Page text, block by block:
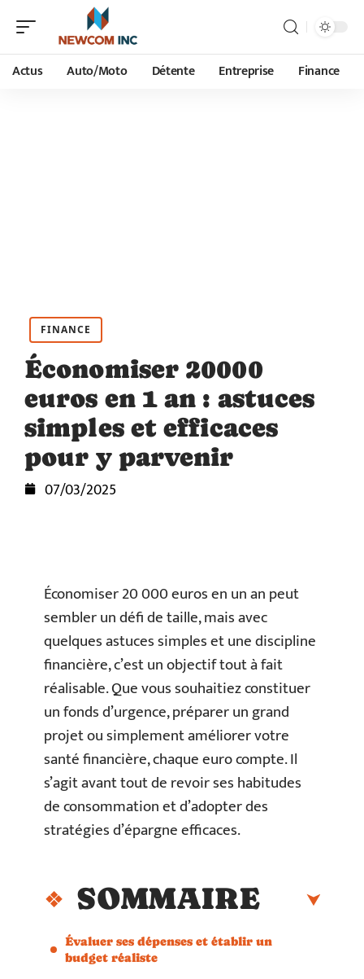
Actus Auto/Moto Détente Entreprise Finance
FINANCE
Économiser 20000
euros en 1 an : astuces
simples et efficaces
pour y parvenir
07/03/2025
Économiser 20 000 euros en un an peut
sembler un défi de taille, mais avec
quelques astuces simples et une discipline
financière, c’est un objectif tout à fait
réalisable. Que vous souhaitiez constituer
un fonds d’urgence, préparer un grand
projet ou simplement améliorer votre
santé financière, chaque euro compte. Il
s’agit avant tout de revoir ses habitudes
de consommation et d’adopter des
stratégies d’épargne efficaces.
SOMMAIRE
Évaluer ses dépenses et établir un
budget réaliste